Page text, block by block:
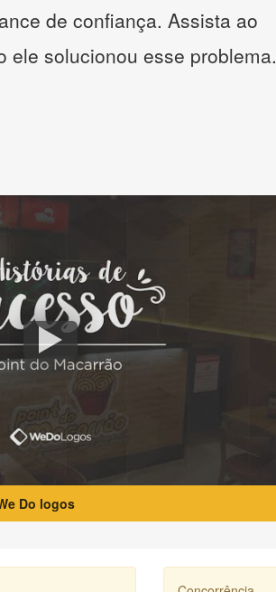
de confiança. Assista ao
ele solucionou esse problema.
Do logos